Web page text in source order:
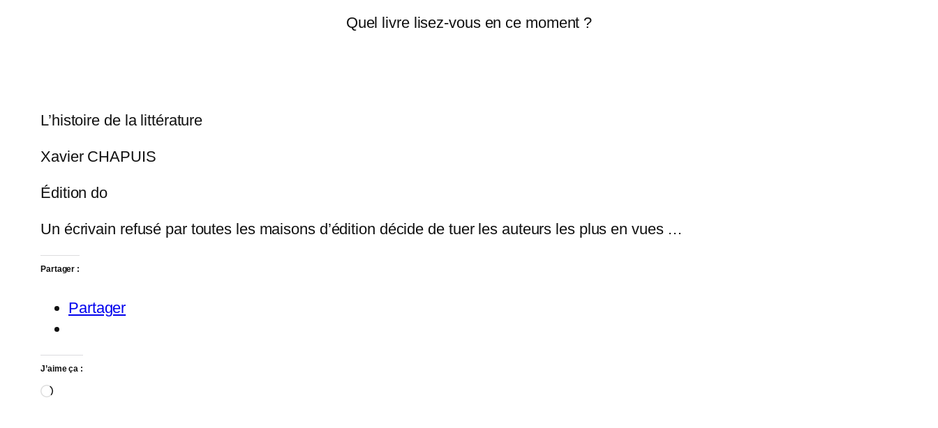
Quel livre lisez-vous en ce moment ?
L’histoire de la littérature
Xavier CHAPUIS
Édition do
Un écrivain refusé par toutes les maisons d’édition décide de tuer les auteurs les plus en vues …
Partager :
Partager
J’aime ça :
Chargement…